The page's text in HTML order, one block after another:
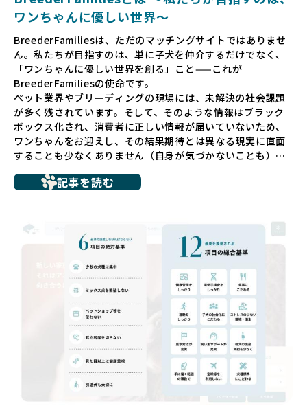
ワンちゃんに優しい世界〜
BreederFamiliesは、ただのマッチングサイトではありませ
ん。私たちが目指すのは、単に子犬を仲介するだけでなく、
「ワンちゃんに優しい世界を創る」こと——これが
BreederFamiliesの使命です。
ペット業界やブリーディングの現場には、未解決の社会課題
が多く残されています。そして、そのような情報はブラック
ボックス化され、消費者に正しい情報が届いていないため、
ワンちゃんをお迎えし、その結果期待とは異なる現実に直面
することも少なくありません（自身が気づかないことも）。
ち、健康面や社会性に問題を抱えていたり、またブリーダー
いるというケースもあります。こうした問題は、消費者にと
っても大きな負担であり、ワンちゃん自身にとっても非常に
だからこそ、私たちは正しい情報と安心して選べる場所を提
供すべきだと考えています。BreederFamiliesでは、ワンち
ゃんを家族のように愛する「優良ブリーダー」のみを独自の
厳しい基準で厳選し、その評価基準や評価結果をオープンに
しています。これにより、消費者の皆様が安心して子犬やブ
リーダーを選べる環境を整えています。
そして、消費者の皆様が正しい情報をもとに優良ブリーダー
を求めることで、ワンちゃんを家族のように愛する優良ブリ
ーダーが増え、営利優先の「悪徳ブリーダー」が自然と淘汰
される社会を目指しています。目の前の子犬だけでなく、親
記事を読む